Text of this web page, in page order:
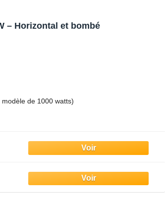
– Horizontal et bombé
de 1000 watts)